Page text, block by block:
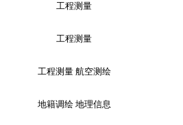
工程测量
工程测量
工程测量 航空测绘
地籍调绘 地理信息